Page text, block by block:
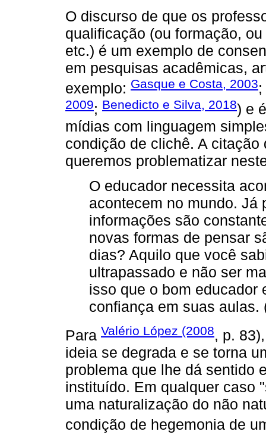
O discurso de que os
qualificação (ou formação,
etc.) é um exemplo de
em pesquisas acadêmicas,
exemplo: Gasque e Costa, 2003;
2009; Benedicto e Silva, 2018) e
mídias com linguagem
condição de clichê. A
queremos problematizar
O educador necessita
acontecem no mundo. Já
informações são
novas formas de pensar
dias? Aquilo que você
ultrapassado e não ser
isso que o bom educador
confiança em suas
Para Valério López (2008, p.
ideia se degrada e se torna
problema que lhe dá sentido
instituído. Em qualquer caso
uma naturalização do não
condição de hegemonia de